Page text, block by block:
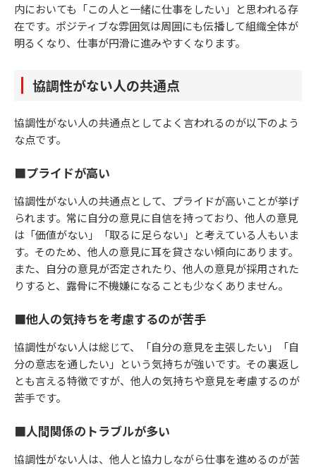
内においても「この人と一緒に仕事をしたい」と思われる存
在です。ポジティブな雰囲気は周囲にも伝播して組織全体が
明るくなり、仕事が円滑に進みやすくなります。
協調性がない人の共通点
協調性がない人の共通点としてよく言われるのが以下のよう
な点です。
■プライドが高い
協調性がない人の共通点として、プライドが高いことが挙げ
られます。常に自分の意見に自信を持っており、他人の意見
は「価値がない」「取るに足らない」と考えている人もいま
す。そのため、他人の意見に耳を貸さない傾向にあります。
また、自分の意見が否定されたり、他人の意見が採用された
りすると、露骨に不機嫌になることも少なくありません。
■他人の気持ちを考慮するのが苦手
協調性がない人は総じて、「自分の意見を主張したい」「自
分の意志を通したい」という気持ちが強いです。その裏返し
とも言える特徴ですが、他人の気持ちや意見を考慮するのが
苦手です。
■人間関係のトラブルが多い
協調性がない人は、他人と協力しながら仕事を進めるのが苦